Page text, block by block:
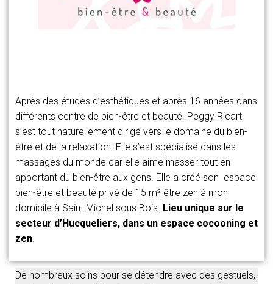
Après des études d’esthétiques et après 16 années dans
différents centre de bien-être et beauté. Peggy Ricart
s’est tout naturellement dirigé vers le domaine du bien-
être et de la relaxation. Elle s’est spécialisé dans les
massages du monde car elle aime masser tout en
apportant du bien-être aux gens. Elle a créé son espace
bien-être et beauté privé de 15 m² être zen à mon
domicile à Saint Michel sous Bois. Lieu unique sur le
secteur d’Hucqueliers, dans un espace cocooning et
zen.
De nombreux soins pour se détendre avec des gestuels,